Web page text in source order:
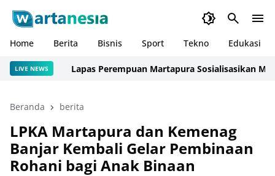
Home Berita Bisnis Sport Tekno Edukasi
LIVE NEWS Lapas Perempuan Martapura Sosialisasikan
Beranda berita
LPKA Martapura dan Kemenag
Banjar Kembali Gelar Pembinaan
Rohani bagi Anak Binaan